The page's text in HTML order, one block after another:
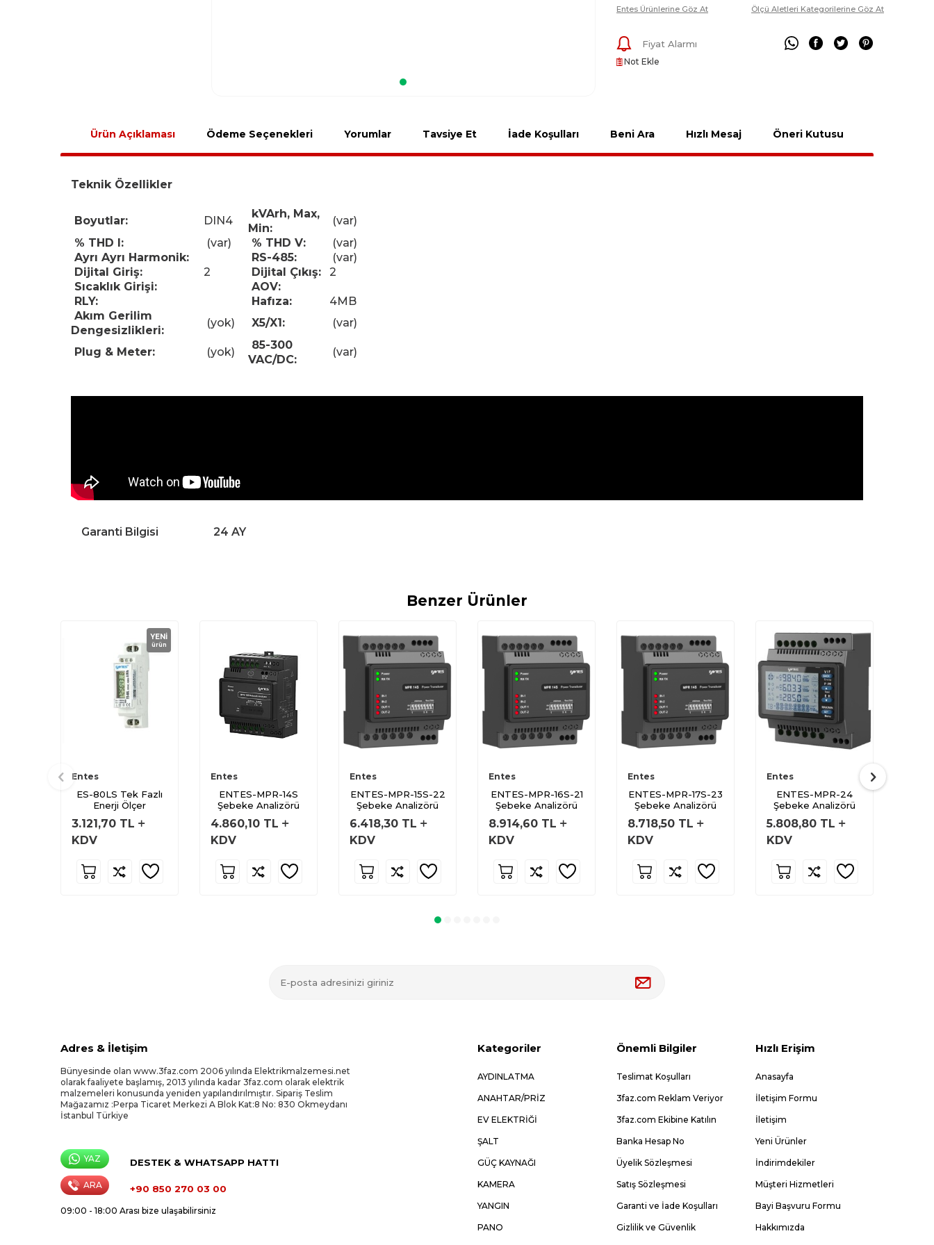
Entes Ürünlerine Göz At Ölçü Aletleri Kategorilerine Göz At
Fiyat Alarmı
Not Ekle
Ürün Açıklaması Ödeme Seçenekleri Yorumlar Tavsiye Et İade Koşulları Beni Ara Hızlı Mesaj Öneri Kutusu
Teknik Özellikler
Boyutlar: DIN4
kVArh, Max,
Min:
(var)
% THD I:
(var) % THD V:
(var)
Ayrı Ayrı Harmonik:
RS-485:
(var)
Dijital Giriş:
2 Dijital Çıkış:
2
Sıcaklık Girişi:
AOV:
RLY:
Hafıza:
4MB
Akım Gerilim
Dengesizlikleri:
(yok) X5/X1: (var)
Plug & Meter: (yok)
85-300
VAC/DC:
(var)
Garanti Bilgisi 24 AY
Benzer Ürünler
YENI
ürün
Entes
ES-80LS Tek Fazlı
Enerji Ölçer
3.121,70 TL
KDV
Entes
ENTES-MPR-14S
Şebeke Analizörü
4.860,10 TL
KDV
Entes
ENTES-MPR-15S-22
Şebeke Analizörü
6.418,30 TL
KDV
Entes
ENTES-MPR-16S-21
Şebeke Analizörü
8.914,60 TL
KDV
Entes
ENTES-MPR-17S-23
Şebeke Analizörü
8.718,50 TL
KDV
Entes
ENTES-MPR-24
Şebeke Analizörü
5.808,80 TL
KDV
Adres & İletişim
Bünyesinde olan www.3faz.com 2006 yılında Elektrikmalzemesi.net
olarak faaliyete başlamış, 2013 yılında kadar 3faz.com olarak elektrik
malzemeleri konusunda yeniden yapılandırılmıştır. Sipariş Teslim
Mağazamız :Perpa Ticaret Merkezi A Blok Kat:8 No: 830 Okmeydanı
İstanbul Türkiye
YAZ DESTEK & WHATSAPP HATTI
ARA +90 850 270 03 00
09:00 - 18:00 Arası bize ulaşabilirsiniz
Kategoriler
AYDINLATMA
ANAHTAR/PRİZ
EV ELEKTRİĞİ
ŞALT
GÜÇ KAYNAĞI
KAMERA
YANGIN
PANO
Önemli Bilgiler
Teslimat Koşulları
3faz.com Reklam Veriyor
3faz.com Ekibine Katılın
Banka Hesap No
Üyelik Sözleşmesi
Satış Sözleşmesi
Garanti ve İade Koşulları
Gizlilik ve Güvenlik
Hızlı Erişim
Anasayfa
İletişim Formu
İletişim
Yeni Ürünler
İndirimdekiler
Müşteri Hizmetleri
Bayi Başvuru Formu
Hakkımızda